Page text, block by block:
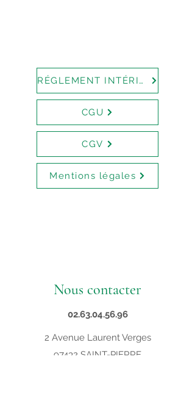
RÉGLEMENT INTÉRIEUR
CGU
CGV
Mentions légales
Nous contacter
02.63.04.56.96
2 Avenue Laurent Verges
97432 SAINT-PIERRE